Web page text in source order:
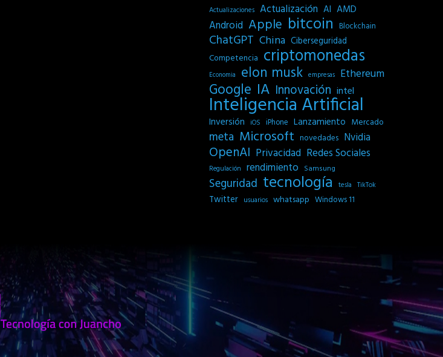
Actualizaciones Actualización AI AMD
Android Apple bitcoin Blockchain
ChatGPT China Ciberseguridad
Competencia criptomonedas
Economia elon musk empresas Ethereum
Google IA Innovación intel
Inteligencia Artificial
Inversión iOS iPhone Lanzamiento Mercado
meta Microsoft novedades Nvidia
OpenAI Privacidad Redes Sociales
Regulación rendimiento Samsung
Seguridad tecnología tesla TikTok
Twitter usuarios whatsapp Windows 11